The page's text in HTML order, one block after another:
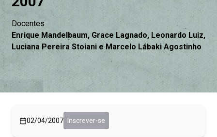
Docentes
Enrique Mandelbaum, Grace Lagnado, Leonardo Luiz,
Luciana Pereira Stoiani e Marcelo Lábaki Agostinho
02/04/2007 Inscrever-se